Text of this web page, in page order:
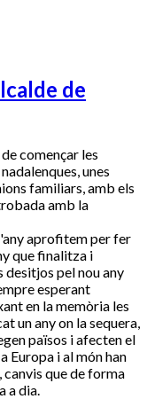
de
començar les
unes
familiars, amb els
amb la
aprofitem per fer
que finalitza i
desitjos pel nou any
esperant
en la memòria les
un any on la sequera,
països i afecten el
Europa i al món han
que de forma
a dia.